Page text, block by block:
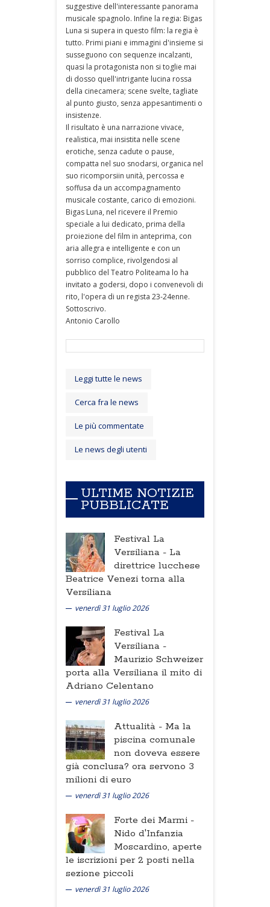
suggestive dell'interessante panorama
musicale spagnolo. Infine la regia: Bigas
Luna si supera in questo film: la regia è
tutto. Primi piani e immagini d'insieme si
susseguono con sequenze incalzanti,
quasi la protagonista non si toglie mai
di dosso quell'intrigante lucina rossa
della cinecamera; scene svelte, tagliate
al punto giusto, senza appesantimenti o
insistenze.
Il risultato è una narrazione vivace,
realistica, mai insistita nelle scene
erotiche, senza cadute o pause,
compatta nel suo snodarsi, organica nel
suo ricomporsiin unità, percossa e
soffusa da un accompagnamento
musicale costante, carico di emozioni.
Bigas Luna, nel ricevere il Premio
speciale a lui dedicato, prima della
proiezione del film in anteprima, con
aria allegra e intelligente e con un
sorriso complice, rivolgendosi al
pubblico del Teatro Politeama lo ha
invitato a godersi, dopo i convenevoli di
rito, l'opera di un regista 23-24enne.
Sottoscrivo.
Antonio Carollo
Leggi tutte le news
Cerca fra le news
Le più commentate
Le news degli utenti
ULTIME NOTIZIE
PUBBLICATE
Festival La
Versiliana - La
direttrice lucchese
Beatrice Venezi torna alla
Versiliana
venerdì 31 luglio 2026
Festival La
Versiliana -
Maurizio Schweizer
porta alla Versiliana il mito di
Adriano Celentano
venerdì 31 luglio 2026
Attualità - Ma la
piscina comunale
non doveva essere
già conclusa? ora servono 3
milioni di euro
venerdì 31 luglio 2026
Forte dei Marmi -
Nido d'Infanzia
Moscardino, aperte
le iscrizioni per 2 posti nella
sezione piccoli
venerdì 31 luglio 2026